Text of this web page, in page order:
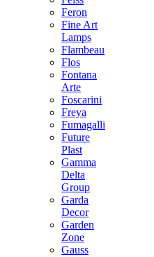
Feron
Fine Art
Lamps
Flambeau
Flos
Fontana
Arte
Foscarini
Freya
Fumagalli
Future
Plast
Gamma
Delta
Group
Garda
Decor
Garden
Zone
Gauss